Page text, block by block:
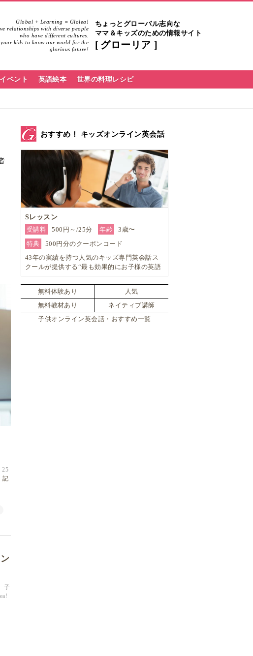
Global + Learning = Glolea!
relationships with diverse people
who have different cultures.
kids to know our world for the
glorious future!
ちょっとグローバル志向な
ママ＆キッズのための情報サイト
グローリア
ベント 英語絵本 世界の料理レシピ
25
記
子
おすすめ！ キッズオンライン英会話
Sレッスン
受講料
500円～/25分 年齢
3歳〜
特典
500円分のクーポンコード
43年の実績を持つ人気のキッズ専門英会話ス
クールが提供する“最も効果的にお子様の英語
力をUP”するオンライン英会話レッスン！
無料体験あり
人気
無料教材あり
ネイティブ講師
子供オンライン英会話・おすすめ一覧